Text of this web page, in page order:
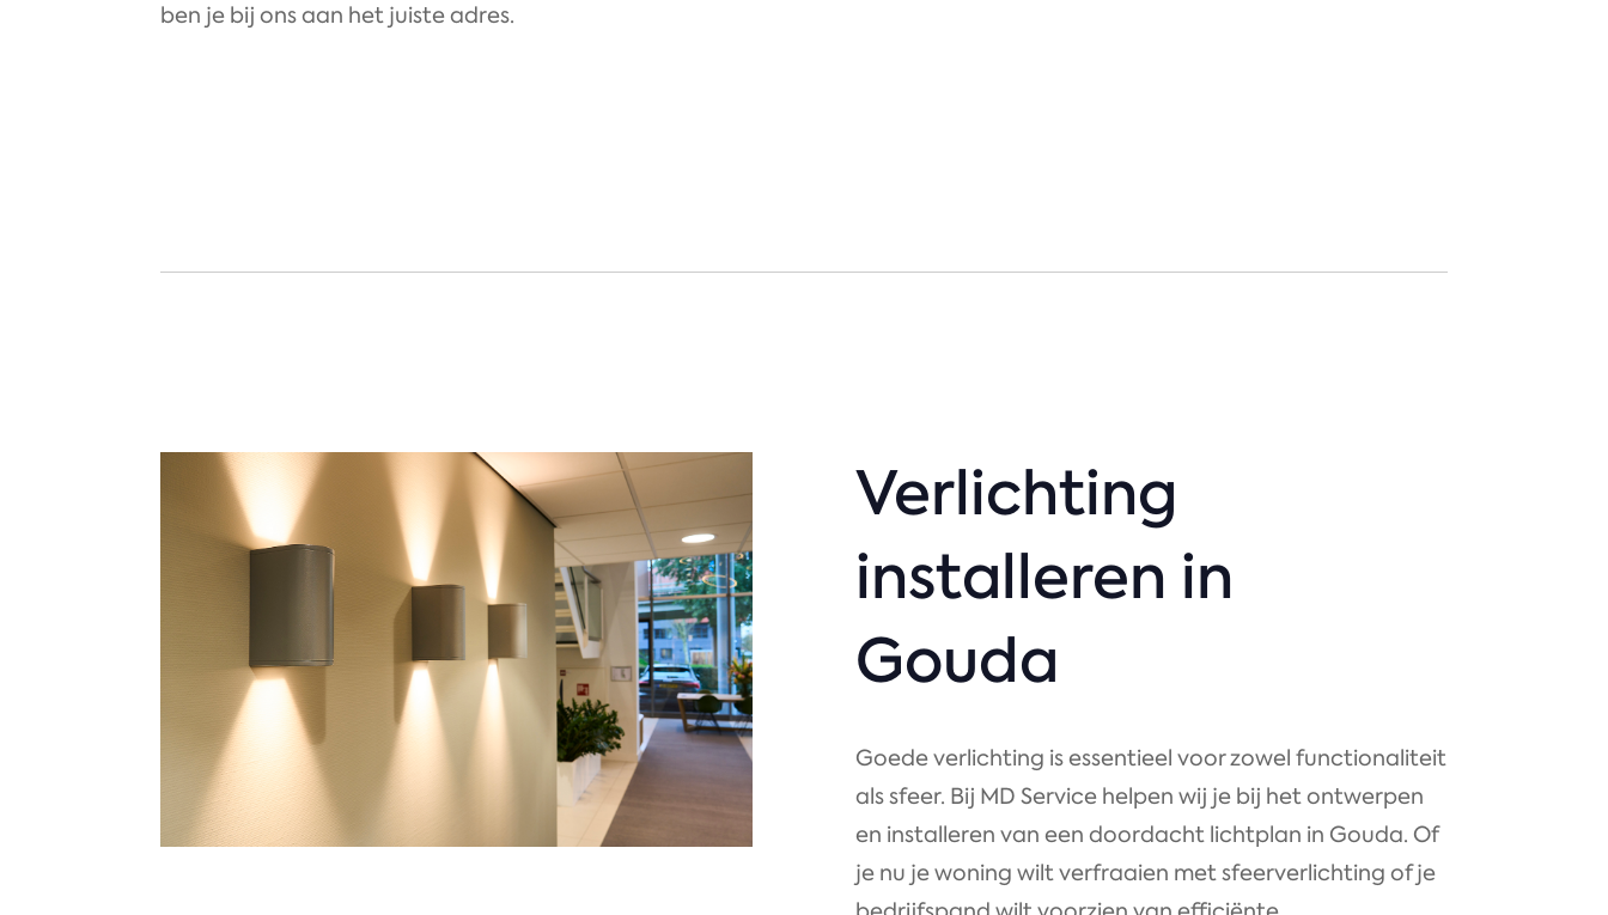
ben je bij ons aan het juiste adres.
Verlichting
installeren in
Gouda
Goede verlichting is essentieel voor zowel functionaliteit
als sfeer. Bij MD Service helpen wij je bij het ontwerpen
en installeren van een doordacht lichtplan in Gouda. Of
je nu je woning wilt verfraaien met sfeerverlichting of je